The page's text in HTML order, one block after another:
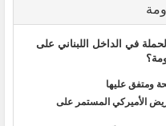
في الداخل اللبناني على
ومتفق عليها
الأميركي المستمر على